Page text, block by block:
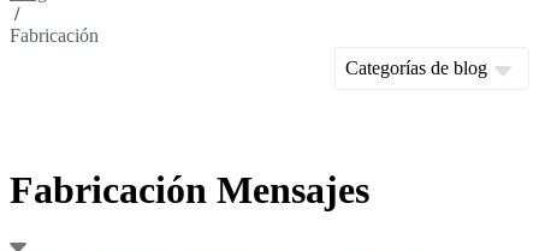
/
Fabricación
Categorías de blog
Fabricación Mensajes